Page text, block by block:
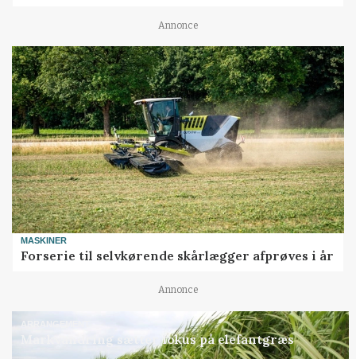
Annonce
MASKINER
Forserie til selvkørende skårlægger afprøves i år
Annonce
ARRANGEMENT
Markvandring sætter fokus på elefantgræs